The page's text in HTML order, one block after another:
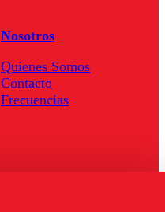
Nosotros
Quienes Somos
Contacto
Frecuencias